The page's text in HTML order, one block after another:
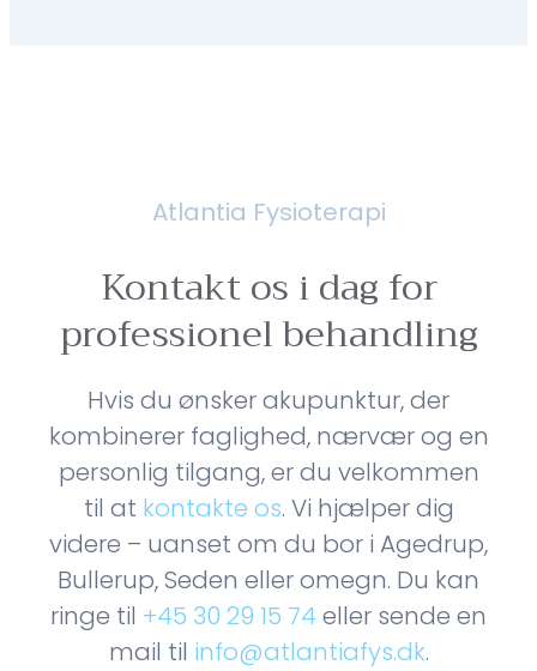
Atlantia Fysioterapi
Kontakt os i dag for
professionel behandling
Hvis du ønsker akupunktur, der
kombinerer faglighed, nærvær og en
personlig tilgang, er du velkommen
til at kontakte os. Vi hjælper dig
videre – uanset om du bor i Agedrup,
Bullerup, Seden eller omegn. Du kan
ringe til +45 30 29 15 74 eller sende en
mail til info@atlantiafys.dk.